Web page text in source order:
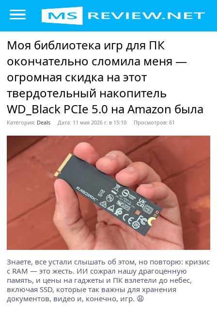
Моя библиотека игр для ПК
окончательно сломила меня —
огромная скидка на этот
твердотельный накопитель
WD_Black PCIe 5.0 на Amazon была
Категория: Deals Дата: 11 мая 2026 г. в 15:10 Просмотров: 61
Знаете, все устали слышать об этом, но повторю: кризис
с RAM — это жесть. ИИ сожрал нашу драгоценную
память, и цены на гаджеты и ПК взлетели до небес,
включая SSD, которые так важны для хранения
документов, видео и, конечно, игр. 😩